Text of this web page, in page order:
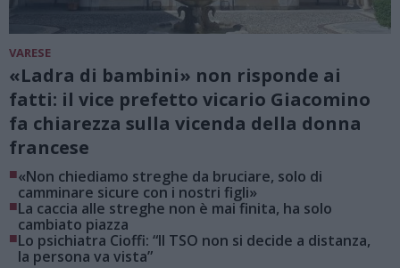
VARESE
«Ladra di bambini» non risponde ai
fatti: il vice prefetto vicario Giacomino
fa chiarezza sulla vicenda della donna
francese
■«Non chiediamo streghe da bruciare, solo di
camminare sicure con i nostri figli»
■La caccia alle streghe non è mai finita, ha solo
cambiato piazza
■Lo psichiatra Cioffi: “Il TSO non si decide a distanza,
la persona va vista”